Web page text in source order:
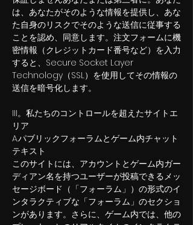
は、あなたがそのような情報を提供し、あな
た自身のリスクでそのような送信に従事する
ことを認め、同意します。注文フォームに機
密情報（クレジットカード番号など）を入力
すると、Secure Socket Layer
Technology（SSL）を使用してその情報の
送信を暗号化します。
III。私たちのコントロールを超えたサイトエ
リア
A.パブリックフォーラムとゲーム内チャット
テキスト
このサイトには、アカウントとゲーム内ガー
ディアン名を持つユーザーが投稿できるメッ
セージボード（「フォーラム」）の形式のイ
ンタラクティブな「フォーラム」のセクショ
ンがあります。さらに、ゲーム内では、他の